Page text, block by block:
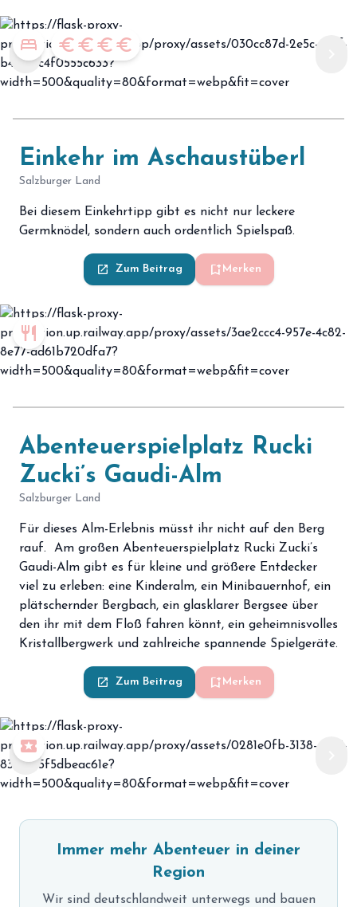
chevron_left
bed euro euro euro euro
Einkehr im Aschaustüberl
Salzburger Land
Bei diesem Einkehrtipp gibt es nicht nur leckere
Germknödel, sondern auch ordentlich Spielspaß.
launch Zum Beitrag bookmark_add Merken
restaurant
Abenteuerspielplatz Rucki
Zucki’s Gaudi-Alm
Salzburger Land
Für dieses Alm-Erlebnis müsst ihr nicht auf den Berg
rauf. Am großen Abenteuerspielplatz Rucki Zucki’s
Gaudi-Alm gibt es für kleine und größere Entdecker
viel zu erleben: eine Kinderalm, ein Minibauernhof, ein
plätschernder Bergbach, ein glasklarer Bergsee über
den ihr mit dem Floß fahren könnt, ein geheimnisvolles
Kristallbergwerk und zahlreiche spannende Spielgeräte.
launch Zum Beitrag bookmark_add Merken
chevron_left
local_play
Immer mehr Abenteuer in deiner
Region
Wir sind deutschlandweit unterwegs und bauen